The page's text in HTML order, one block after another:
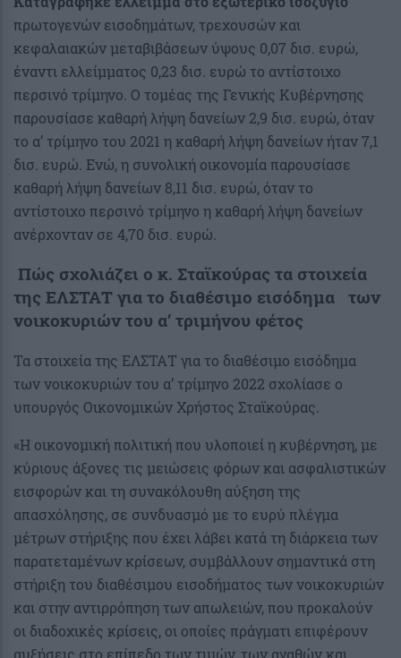
πρωτογενών εισοδημάτων, τρεχουσών και
κεφαλαιακών μεταβιβάσεων ύψους 0,07 δισ. ευρώ,
έναντι ελλείμματος 0,23 δισ. ευρώ το αντίστοιχο
περσινό τρίμηνο. Ο τομέας της Γενικής Κυβέρνησης
παρουσίασε καθαρή λήψη δανείων 2,9 δισ. ευρώ, όταν
το α’ τρίμηνο του 2021 η καθαρή λήψη δανείων ήταν 7,1
δισ. ευρώ. Ενώ, η συνολική οικονομία παρουσίασε
καθαρή λήψη δανείων 8,11 δισ. ευρώ, όταν το
αντίστοιχο περσινό τρίμηνο η καθαρή λήψη δανείων
ανέρχονταν σε 4,70 δισ. ευρώ.
Πώς σχολιάζει ο κ. Σταϊκούρας τα στοιχεία
της ΕΛΣΤΑΤ για το διαθέσιμο εισόδημα των
νοικοκυριών του α’ τριμήνου φέτος
Τα στοιχεία της ΕΛΣΤΑΤ για το διαθέσιμο εισόδημα
των νοικοκυριών του α’ τρίμηνο 2022 σχολίασε ο
υπουργός Οικονομικών Χρήστος Σταϊκούρας.
«Η οικονομική πολιτική που υλοποιεί η κυβέρνηση, με
κύριους άξονες τις μειώσεις φόρων και ασφαλιστικών
εισφορών και τη συνακόλουθη αύξηση της
απασχόλησης, σε συνδυασμό με το ευρύ πλέγμα
μέτρων στήριξης που έχει λάβει κατά τη διάρκεια των
παρατεταμένων κρίσεων, συμβάλλουν σημαντικά στη
στήριξη του διαθέσιμου εισοδήματος των νοικοκυριών
και στην αντιρρόπηση των απωλειών, που προκαλούν
οι διαδοχικές κρίσεις, οι οποίες πράγματι επιφέρουν
αυξήσεις στο επίπεδο των τιμών, των αγαθών και